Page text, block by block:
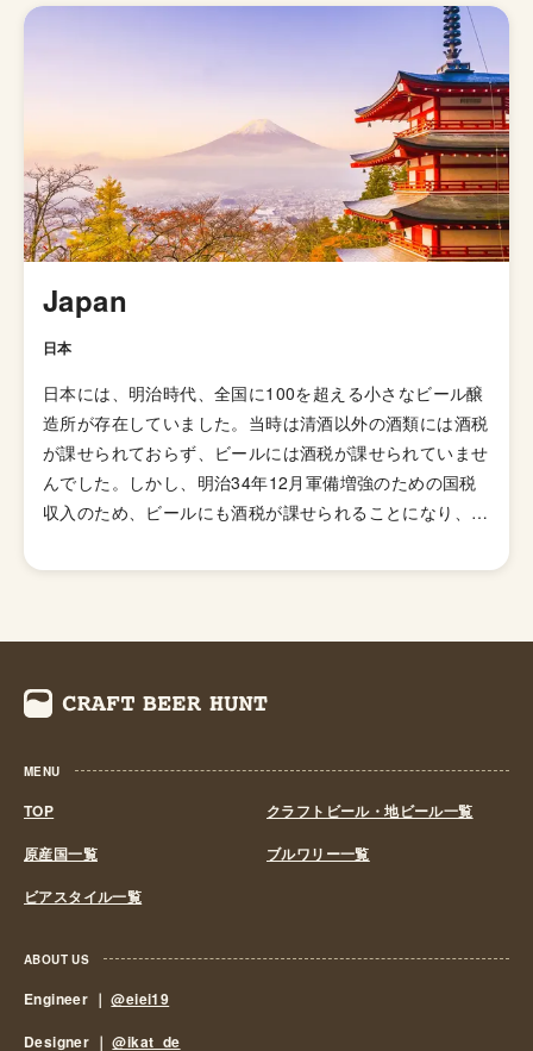
エール）」の呼び名で広告が掲載されて以来、ホップの比
重が高いビールとしてイギリス国内で人気が高まってい
き、21世紀にはイギリスで最も人気のあるビアスタイル
の一つとなりました。イギリスのブルワリー教会SIBAの
金メダルを受賞したブリュードッグの「パンクIPA」など
が有名です。 伝統的なIPAのスタイルは、オーストラリア
やニュージーランドなどの当時の植民地諸国へと輸出さ
れ、各国へと普及していきましたが、アメリカではさらに
独自の進化を遂げてきました。 ローストしたモルトを使
素を加えて頭部を取り除きドライで爽やかな飲み口を実現
した「ブリュットIPA」、ホップが強烈でアルコール度数
味の少ないホップを使い、ジューシーな柑橘系とフローラ
ルのフレーバーが特徴の「ニューイングランドIPA（ヘイ
ジーIPA・ジューシーIPA）」など様々なIPAのスタイルが
存在します。
Japan
日本
日本には、明治時代、全国に100を超える小さなビール醸
造所が存在していました。当時は清酒以外の酒類には酒税
が課せられておらず、ビールには酒税が課せられていませ
んでした。しかし、明治34年12月軍備増強のための国税
収入のため、ビールにも酒税が課せられることになり、資
を消していきました。これによりビール作りは戦後しばら
の年間2,000キロリッターから60キロリッターに引き下げ
られたことで転機がおとずれます。これにより、再び小規
が誕生する流れができました。ちなみ、地ビール製造免許
第1号は新潟県のエチゴビールと北海道のオホーツクビー
「オホーツクビール」が発売されました。 この経済政策
は功を奏し、日本中に続々と地ビール製造業社が生まれ、
造所が全国各地に誕生しました。しかし、ただブームだけ
に乗って参入したきた業社は、ビールの品質が低かった
MENU
TOP
クラフトビール・地ビール一覧
原産国一覧
ブルワリー一覧
ビアスタイル一覧
ABOUT US
Engineer ｜@eiei19
Designer ｜@ikat_de